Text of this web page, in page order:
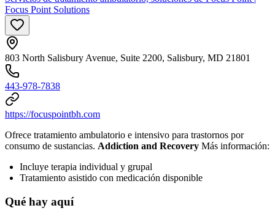
Focus Point Solutions
803 North Salisbury Avenue, Suite 2200, Salisbury, MD 21801
443-978-7838
https://focuspointbh.com
Ofrece tratamiento ambulatorio e intensivo para trastornos por
consumo de sustancias. Addiction and Recovery Más información:
Incluye terapia individual y grupal
Tratamiento asistido con medicación disponible
Qué hay aquí